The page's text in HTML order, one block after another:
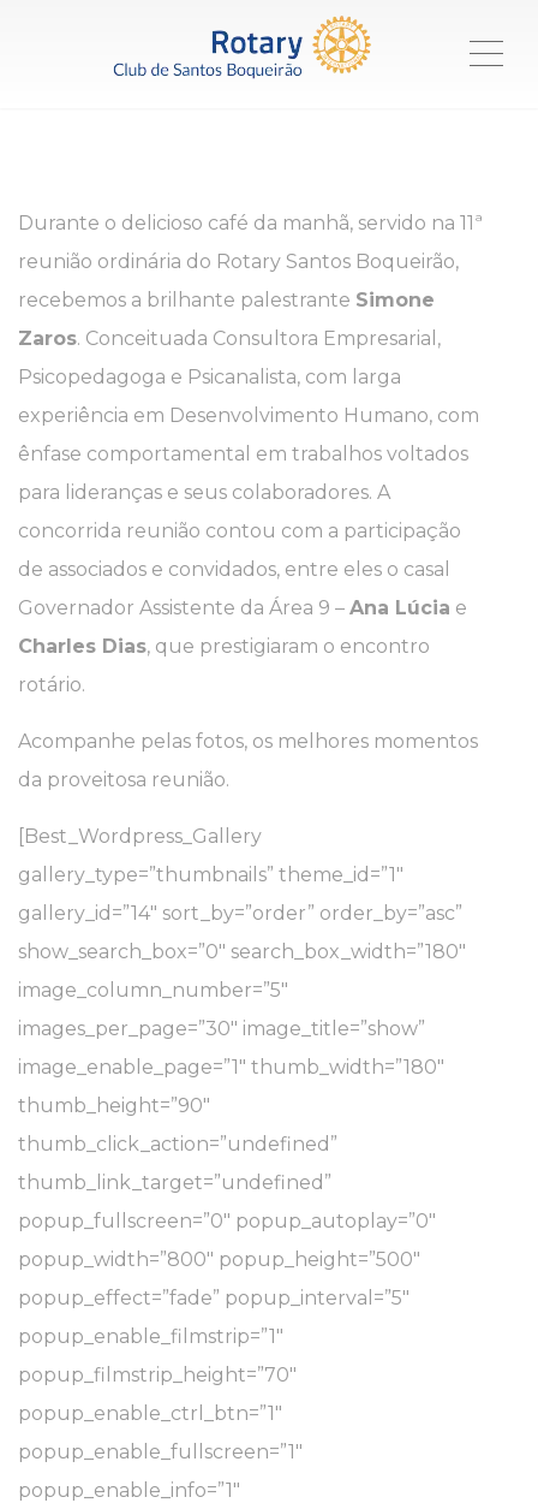
Durante o delicioso café da manhã, servido na 11ª
reunião ordinária do Rotary Santos Boqueirão,
recebemos a brilhante palestrante Simone
Zaros. Conceituada Consultora Empresarial,
Psicopedagoga e Psicanalista, com larga
experiência em Desenvolvimento Humano, com
ênfase comportamental em trabalhos voltados
para lideranças e seus colaboradores. A
concorrida reunião contou com a participação
de associados e convidados, entre eles o casal
Governador Assistente da Área 9 – Ana Lúcia e
Charles Dias, que prestigiaram o encontro
rotário.
Acompanhe pelas fotos, os melhores momentos
da proveitosa reunião.
[Best_Wordpress_Gallery
gallery_type=”thumbnails” theme_id=”1″
gallery_id=”14″ sort_by=”order” order_by=”asc”
show_search_box=”0″ search_box_width=”180″
image_column_number=”5″
images_per_page=”30″ image_title=”show”
image_enable_page=”1″ thumb_width=”180″
thumb_height=”90″
thumb_click_action=”undefined”
thumb_link_target=”undefined”
popup_fullscreen=”0″ popup_autoplay=”0″
popup_width=”800″ popup_height=”500″
popup_effect=”fade” popup_interval=”5″
popup_enable_filmstrip=”1″
popup_filmstrip_height=”70″
popup_enable_ctrl_btn=”1″
popup_enable_fullscreen=”1″
popup_enable_info=”1″